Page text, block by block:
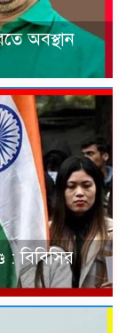
অবস্থান
: বিবিসির